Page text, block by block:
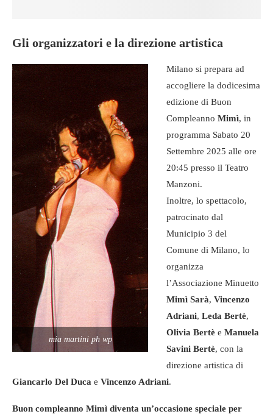
Gli organizzatori e la direzione artistica
mia martini ph wp
Milano si prepara ad
accogliere la dodicesima
edizione di Buon
Compleanno Mimì, in
programma Sabato 20
Settembre 2025 alle ore
20:45 presso il Teatro
Manzoni.
Inoltre, lo spettacolo,
patrocinato dal
Municipio 3 del
Comune di Milano, lo
organizza
l’Associazione Minuetto
Mimì Sarà, Vincenzo
Adriani, Leda Bertè,
Olivia Bertè e Manuela
Savini Bertè, con la
direzione artistica di
Giancarlo Del Duca e Vincenzo Adriani.
Buon compleanno Mimì diventa un’occasione speciale per